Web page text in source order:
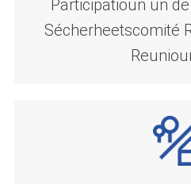
Participatioun un
Sécherheetscomité